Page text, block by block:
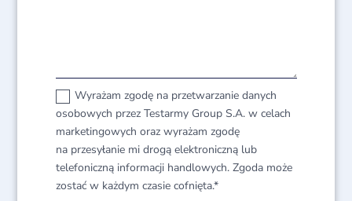
Wyrażam zgodę na przetwarzanie danych
osobowych przez Testarmy Group S.A. w celach
marketingowych oraz wyrażam zgodę
na przesyłanie mi drogą elektroniczną lub
telefoniczną informacji handlowych. Zgoda może
zostać w każdym czasie cofnięta.*